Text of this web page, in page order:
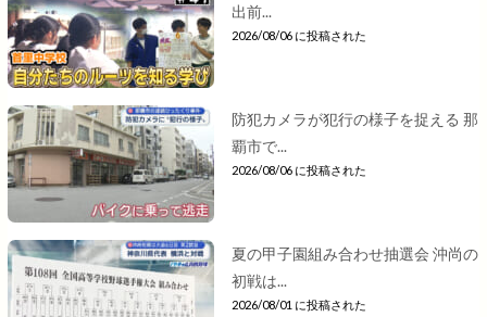
出前...
2026/08/06 に投稿された
防犯カメラが犯行の様子を捉える 那
覇市で...
2026/08/06 に投稿された
夏の甲子園組み合わせ抽選会 沖尚の
初戦は...
2026/08/01 に投稿された